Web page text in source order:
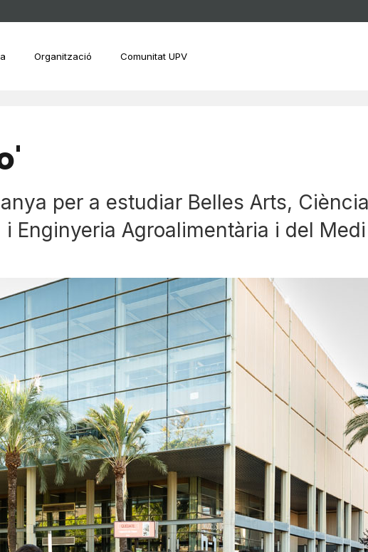
Organització Comunitat UPV
per a estudiar Belles Arts,
Enginyeria Agroalimentària i del